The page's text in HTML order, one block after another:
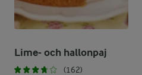
Lime- och hallonpaj
(162)